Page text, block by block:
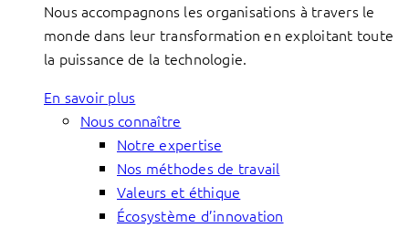
Nous accompagnons les organisations à travers le
monde dans leur transformation en exploitant toute
la puissance de la technologie.
En savoir plus
Nous connaître
Notre expertise
Nos méthodes de travail
Valeurs et éthique
Écosystème d’innovation